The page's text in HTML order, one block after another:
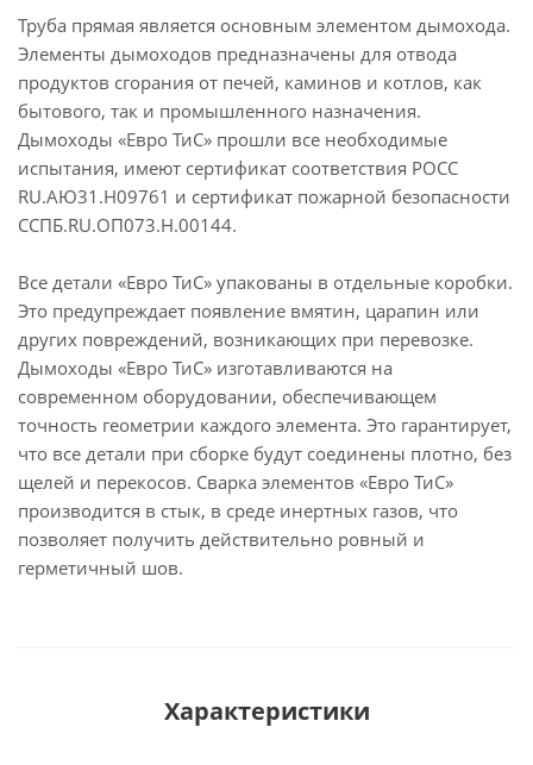
Труба прямая является основным элементом дымохода.
Элементы дымоходов предназначены для отвода
продуктов сгорания от печей, каминов и котлов, как
бытового, так и промышленного назначения.
Дымоходы «Евро ТиС» прошли все необходимые
испытания, имеют сертификат соответствия РОСС
RU.АЮ31.Н09761 и сертификат пожарной безопасности
ССПБ.RU.ОП073.Н.00144.
Все детали «Евро ТиС» упакованы в отдельные коробки.
Это предупреждает появление вмятин, царапин или
других повреждений, возникающих при перевозке.
Дымоходы «Евро ТиС» изготавливаются на
современном оборудовании, обеспечивающем
точность геометрии каждого элемента. Это гарантирует,
что все детали при сборке будут соединены плотно, без
щелей и перекосов. Сварка элементов «Евро ТиС»
производится в стык, в среде инертных газов, что
позволяет получить действительно ровный и
герметичный шов.
Характеристики